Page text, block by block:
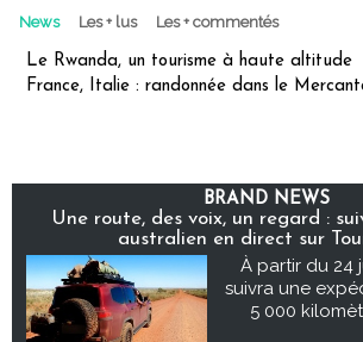
News Les + lus Les + commentés
Le Rwanda, un tourisme à haute altitude
France, Italie : randonnée dans le
BRAND NEWS
Une route, des voix, un regard :
australien en direct sur
À partir du 24
suivra une
5 000